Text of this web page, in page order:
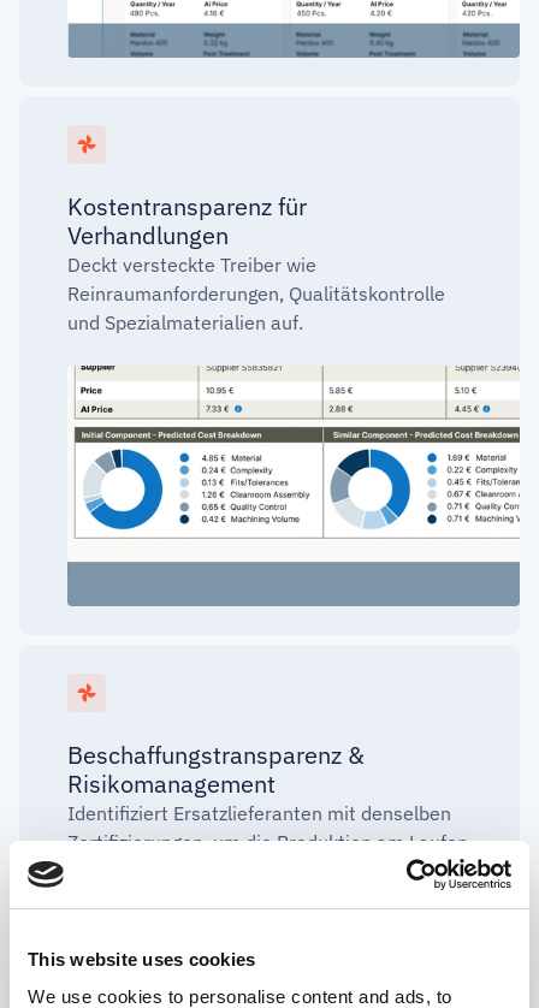
This website uses cookies
We use cookies to personalise content and ads, to
Kostentransparenz für
Verhandlungen
Deckt versteckte Treiber wie
Reinraumanforderungen, Qualitätskontrolle
und Spezialmaterialien auf.
Beschaffungstransparenz &
Risikomanagement
Identifiziert Ersatzlieferanten mit denselben
Zertifizierungen, um die Produktion am Laufen